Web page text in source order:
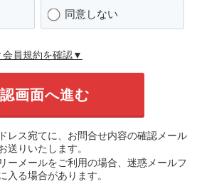
同意しない
員規約を確認▼
レス宛てに、お問合せ内容の確認メール
送りいたします。
ーメールをご利用の場合、迷惑メールフ
入る場合があります。